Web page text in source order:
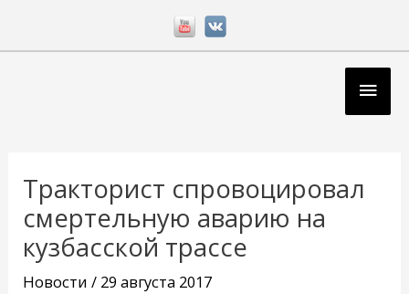
Тракторист спровоцировал
смертельную аварию на
кузбасской трассе
Новости / 29 августа 2017
записям